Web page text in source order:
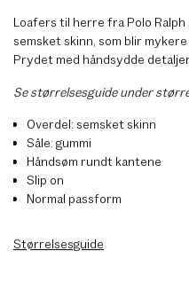
Loafers til herre fra Polo Ralph
semsket skinn, som blir
Prydet med håndsydde detaljer.
Se størrelsesguide under
Overdel: semsket skinn
Såle: gummi
Håndsøm rundt kantene
Slip on
Normal passform
Størrelsesguide